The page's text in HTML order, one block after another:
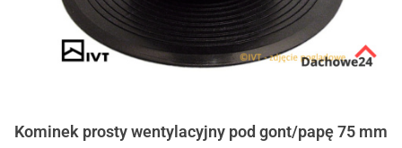
Kominek prosty wentylacyjny pod gont/papę 75 mm